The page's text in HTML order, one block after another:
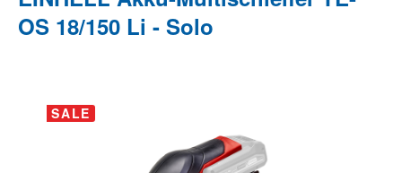
OS 18/150 Li - Solo
Bildergalerie überspringen
SALE